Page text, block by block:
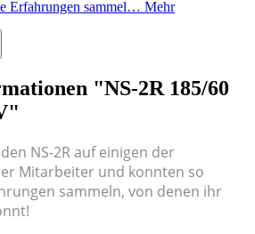
Erfahrungen sammel… Mehr
"NS-2R 185/60
NS-2R auf einigen der
Mitarbeiter und konnten so
sammeln, von denen ihr